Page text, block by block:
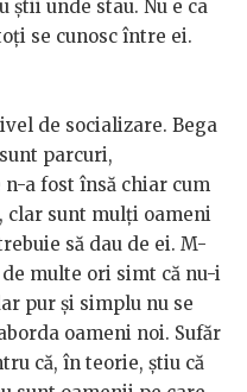
știi unde stau. Nu e ca
se cunosc între ei.
de socializare. Bega
parcuri,
a fost însă chiar cum
clar sunt mulți oameni
să dau de ei. M-
multe ori simt că nu-i
pur și simplu nu se
oameni noi. Sufăr
că, în teorie, știu că